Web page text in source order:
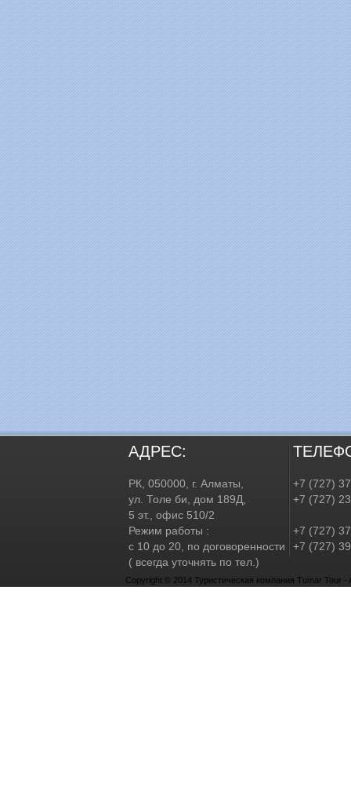
АДРЕС:
РК, 050000, г. Алматы,
ул. Толе би, дом 189Д,
5 эт., офис 510/2
Режим работы :
с 10 до 20, по договоренности
( всегда уточнять по тел.)
+7 (727)
+7 (727)
+7 (727)
+7 (727)
Copyright © 2014 Туристическая компания Tumar Tour -